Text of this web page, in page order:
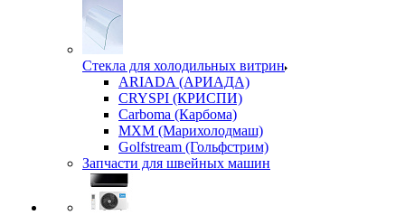
Стекла для холодильных витрин
ARIADA (АРИАДА)
CRYSPI (КРИСПИ)
Carboma (Карбома)
MXM (Марихолодмаш)
Golfstream (Гольфстрим)
Запчасти для швейных машин